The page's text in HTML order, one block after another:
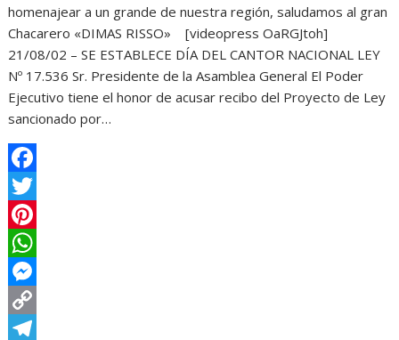
homenajear a un grande de nuestra región, saludamos al gran
Chacarero «DIMAS RISSO» [videopress OaRGJtoh]
21/08/02 – SE ESTABLECE DÍA DEL CANTOR NACIONAL LEY
Nº 17.536 Sr. Presidente de la Asamblea General El Poder
Ejecutivo tiene el honor de acusar recibo del Proyecto de Ley
sancionado por…
F
a
c
e
b
o
T
w
t
t
P
n
t
W
h
a
M
e
C